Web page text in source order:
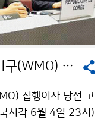
고윤화 기상청장, 세계기상기구(WMO) 집행이사 당선
집행이사 당선 고
시각 6월 4일 23시)